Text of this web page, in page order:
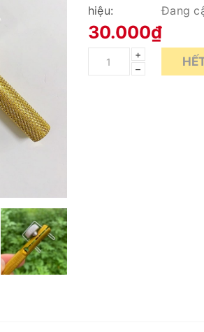
hiệu:
Đang
30.000₫
+
–